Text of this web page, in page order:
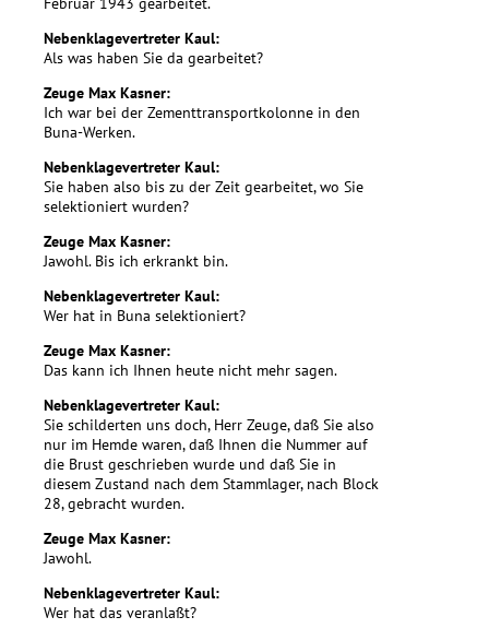
Nebenklagevertreter Kaul:
Als was haben Sie da gearbeitet?
Zeuge Max Kasner:
Ich war bei der Zementtransportkolonne in den
Buna-Werken.
Nebenklagevertreter Kaul:
Sie haben also bis zu der Zeit gearbeitet, wo Sie
selektioniert wurden?
Zeuge Max Kasner:
Jawohl. Bis ich erkrankt bin.
Nebenklagevertreter Kaul:
Wer hat in Buna selektioniert?
Zeuge Max Kasner:
Das kann ich Ihnen heute nicht mehr sagen.
Nebenklagevertreter Kaul:
Sie schilderten uns doch, Herr Zeuge, daß Sie also
nur im Hemde waren, daß Ihnen die Nummer auf
die Brust geschrieben wurde und daß Sie in
diesem Zustand nach dem Stammlager, nach Block
28, gebracht wurden.
Zeuge Max Kasner:
Jawohl.
Nebenklagevertreter Kaul:
Wer hat das veranlaßt?